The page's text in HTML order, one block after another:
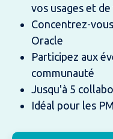
vos usages et
Concentrez-
Oracle
Participez aux
communauté
Jusqu'à 5
Idéal pour les